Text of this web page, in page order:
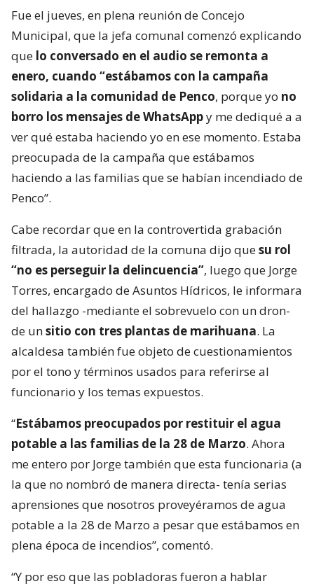
Fue el jueves, en plena reunión de Concejo
Municipal, que la jefa comunal comenzó explicando
que lo conversado en el audio se remonta a
enero, cuando “estábamos con la campaña
solidaria a la comunidad de Penco, porque yo no
borro los mensajes de WhatsAppy me dediqué a a
ver qué estaba haciendo yo en ese momento. Estaba
preocupada de la campaña que estábamos
haciendo a las familias que se habían incendiado de
Penco”.
Cabe recordar que en la controvertida grabación
filtrada, la autoridad de la comuna dijo quesu rol
“no es perseguir la delincuencia”, luego que Jorge
Torres, encargado de Asuntos Hídricos, le informara
del hallazgo -mediante el sobrevuelo con un dron-
de unsitio con tres plantas de marihuana. La
alcaldesa también fue objeto de cuestionamientos
por el tono y términos usados para referirse al
funcionario y los temas expuestos.
“Estábamos preocupados por restituir el agua
potable a las familias de la 28 de Marzo. Ahora
me entero por Jorge también que esta funcionaria (a
la que no nombró de manera directa- tenía serias
aprensiones que nosotros proveyéramos de agua
potable a la 28 de Marzo a pesar que estábamos en
plena época de incendios”, comentó.
“Y por eso que las pobladoras fueron a hablar